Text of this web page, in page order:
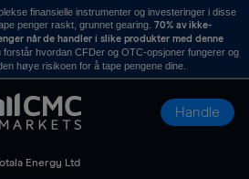
finansielle instrumenter og investeringer i disse
penger raskt, grunnet gearing. 70% av ikke-
når de handler i slike produkter med denne
forstår hvordan CFDer og OTC-opsjoner fungerer og
høye risikoen for å tape pengene dine.
Handle
Energy Ltd